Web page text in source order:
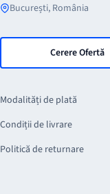
București, România
Cerere Ofertă
Modalități de plată
Condiții de livrare
Politică de returnare